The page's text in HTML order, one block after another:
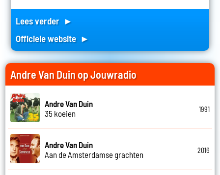
Lees verder ►
Officiele website ►
Andre Van Duin op Jouwradio
Andre Van Duin
35 koeien
1991
Andre Van Duin
Aan de Amsterdamse grachten
2016